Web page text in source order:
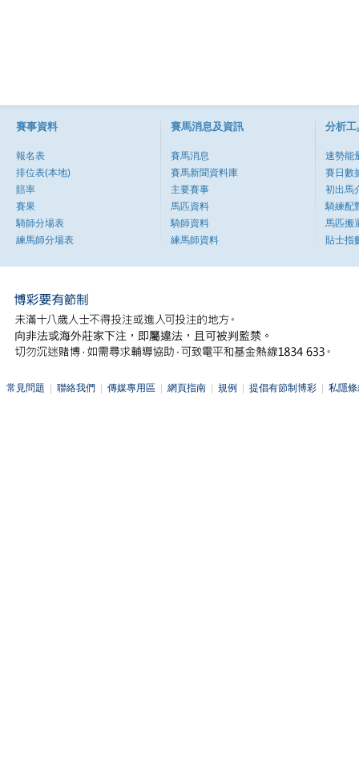
賽事資料
報名表
排位表(本地)
賠率
賽果
騎師分場表
練馬師分場表
賽馬消息及資訊
賽馬消息
賽馬新聞資料庫
主要賽事
馬匹資料
騎師資料
練馬師資料
分析工
速勢能
賽日數
初出馬
騎練配
馬匹搬
貼士指
常見問題 聯絡我們 傳媒專用區 網頁指南 規例 提倡有節制博彩 私隱